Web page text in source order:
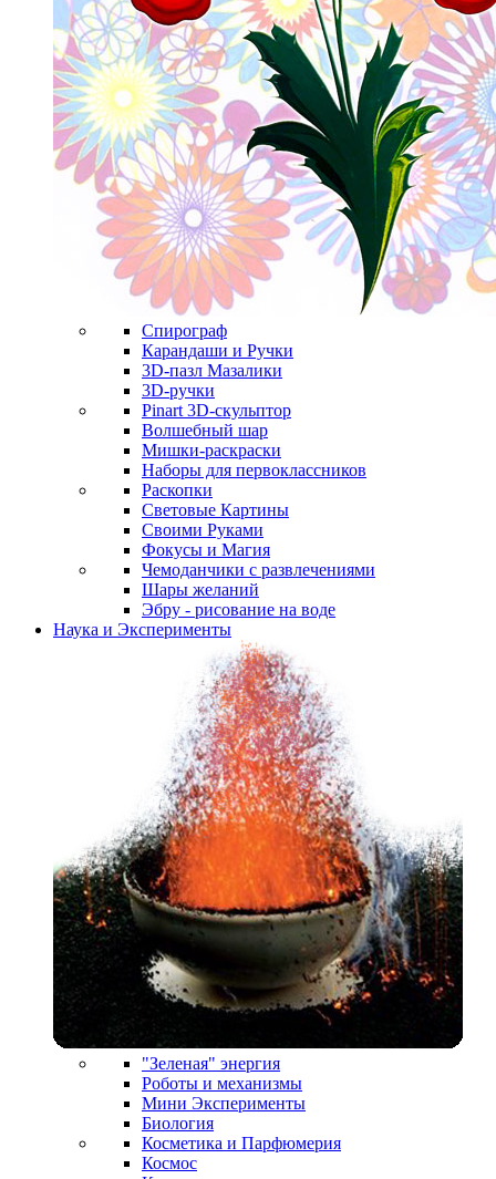
Спирограф
Карандаши и Ручки
3D-пазл Мазалики
3D-ручки
Pinart 3D-скульптор
Волшебный шар
Мишки-раскраски
Наборы для первоклассников
Раскопки
Световые Картины
Своими Руками
Фокусы и Магия
Чемоданчики с развлечениями
Шары желаний
Эбру - рисование на воде
Наука и Эксперименты
"Зеленая" энергия
Роботы и механизмы
Мини Эксперименты
Биология
Косметика и Парфюмерия
Космос